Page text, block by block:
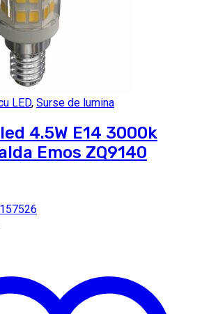
LED, Surse de lumina
4.5W E14 3000k
Emos ZQ9140